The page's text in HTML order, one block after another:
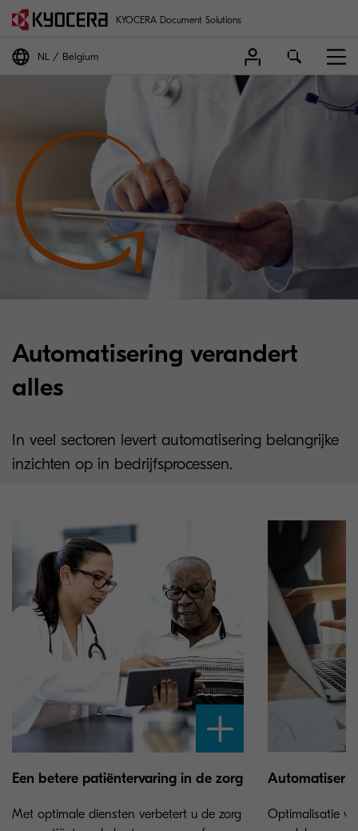
KYOCERA Document Solutions
NL Belgium
Automatisering verandert
alles
In veel sectoren levert automatisering belangrijke
inzichten op in bedrijfsprocessen.
Een betere patiëntervaring in de zorg
Met optimale diensten verbetert u de zorg
Optimalisatie